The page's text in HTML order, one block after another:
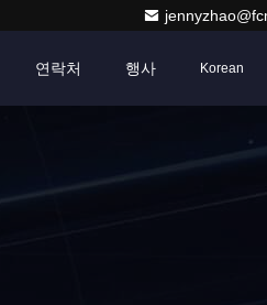
연락처 행사 Korean